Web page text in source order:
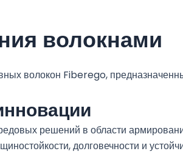
волокнами
волокон Fiberego,
решений в области
долговечности и